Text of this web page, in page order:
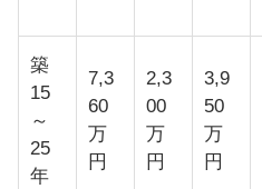
築
15
～
25
年
7,3
60
万
円
2,3
00
万
円
3,9
50
万
円